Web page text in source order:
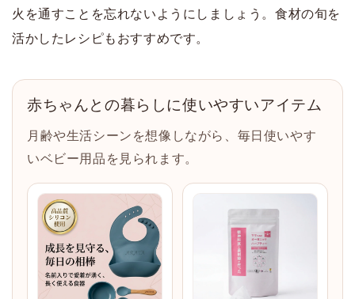
火を通すことを忘れないようにしましょう。食材の旬を
活かしたレシピもおすすめです。
赤ちゃんとの暮らしに使いやすいアイテム
月齢や生活シーンを想像しながら、毎日使いやす
いベビー用品を見られます。